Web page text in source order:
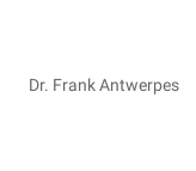
Dr. Frank Antwerpes